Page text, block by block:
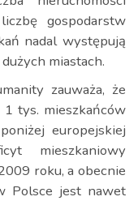
gospodarstw
nadal występują
miastach.
zauważa, że
tys. mieszkańców
europejskiej
mieszkaniowy
roku, a obecnie
Polsce jest nawet